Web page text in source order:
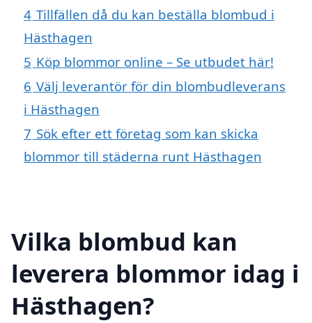
4 Tillfällen då du kan beställa blombud i
Hästhagen
5 Köp blommor online – Se utbudet här!
6 Välj leverantör för din blombudleverans
i Hästhagen
7 Sök efter ett företag som kan skicka
blommor till städerna runt Hästhagen
Vilka blombud kan
leverera blommor idag i
Hästhagen?